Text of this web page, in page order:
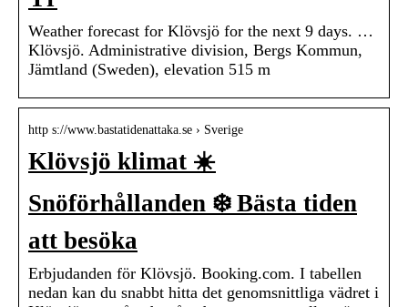
Weather forecast for Klövsjö for the next 9 days. …
Klövsjö. Administrative division, Bergs Kommun,
Jämtland (Sweden), elevation 515 m
http s://www.bastatidenattaka.se › Sverige
Klövsjö klimat ☀️
Snöförhållanden ❄️ Bästa tiden
att besöka
Erbjudanden för Klövsjö. Booking.com. I tabellen
nedan kan du snabbt hitta det genomsnittliga vädret i